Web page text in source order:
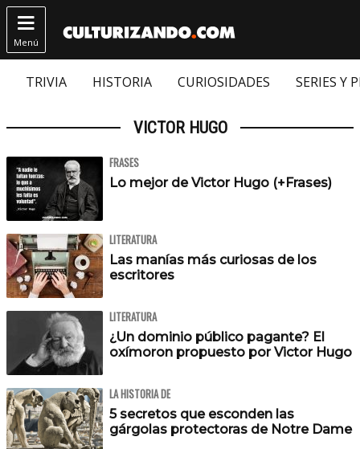

Menú
TRIVIA HISTORIA CURIOSIDADES SERIES Y
VICTOR HUGO
FRASES
Lo mejor de Victor Hugo (+Frases)
LITERATURA
Las manías más curiosas de los
escritores
LITERATURA
¿Un dominio público pagante? El
oxímoron propuesto por Victor Hugo
LA HISTORIA DE
5 secretos que esconden las
gárgolas protectoras de Notre Dame